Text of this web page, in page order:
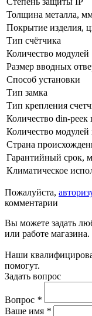
Толщина металла,
Покрытие изделия,
Тип счётчика
Количество модулей
Размер вводных
Способ установки
Тип замка
Тип крепления
Количество din-реек
Количество
Страна
Гарантийный срок,
Климатическое
Пожалуйста,
комментарии
Вы можете задать
или работе магазина.
Наши
помогут.
Задать вопрос
Вопрос *
Ваше имя *